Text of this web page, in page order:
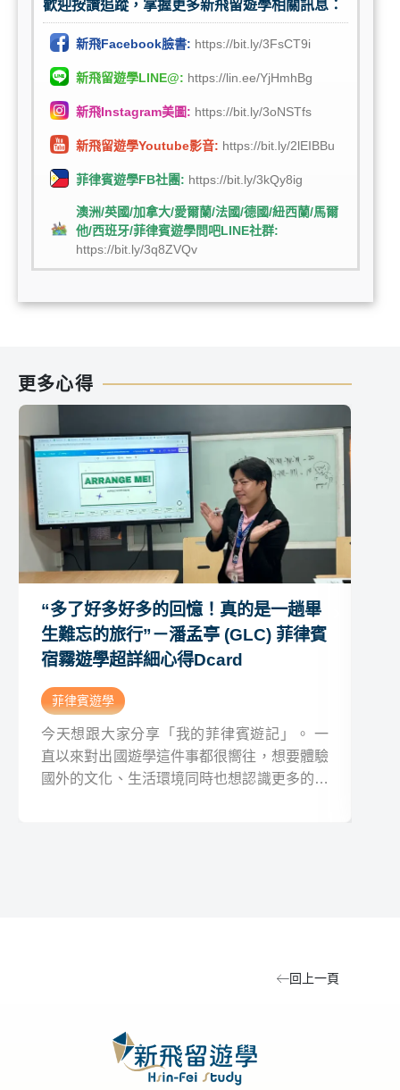
歡迎按讚追蹤，掌握更多新飛留遊學相關訊息：
新飛Facebook臉書: https://bit.ly/3FsCT9i
新飛留遊學LINE@: https://lin.ee/YjHmhBg
新飛Instagram美圖: https://bit.ly/3oNSTfs
新飛留遊學Youtube影音: https://bit.ly/2lEIBBu
菲律賓遊學FB社團: https://bit.ly/3kQy8ig
澳洲/英國/加拿大/愛爾蘭/法國/德國/紐西蘭/馬爾
他/西班牙/菲律賓遊學問吧LINE社群:
https://bit.ly/3q8ZVQv
更多心得
“多了好多好多的回憶！真的是一趟畢
生難忘的旅行”－潘孟亭 (GLC) 菲律賓
宿霧遊學超詳細心得Dcard
菲律賓遊學
今天想跟大家分享「我的菲律賓遊記」。 一
直以來對出國遊學這件事都很嚮往，想要體驗
國外的文化、生活環境同時也想認識更多的新
回上一頁